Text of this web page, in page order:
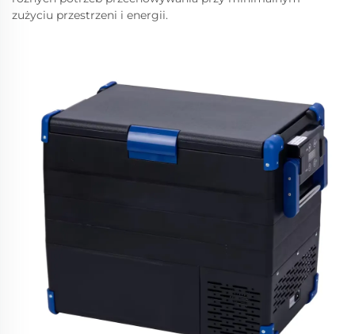
zużyciu przestrzeni i energii.